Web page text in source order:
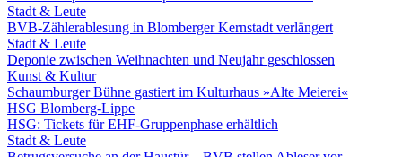
Stadt & Leute
BVB-Zählerablesung in Blomberger Kernstadt verlängert
Stadt & Leute
Deponie zwischen Weihnachten und Neujahr geschlossen
Kunst & Kultur
Schaumburger Bühne gastiert im Kulturhaus »Alte Meierei«
HSG Blomberg-Lippe
HSG: Tickets für EHF-Gruppenphase erhältlich
Stadt & Leute